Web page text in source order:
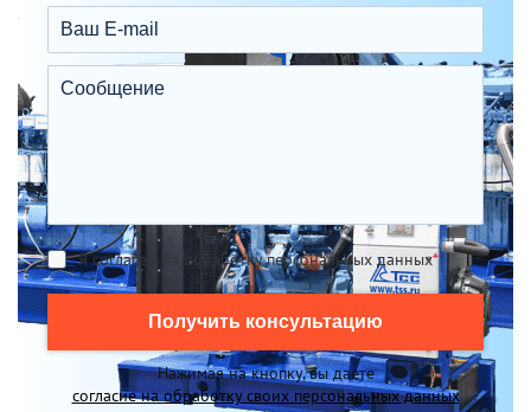
Я согласен на обработку персональных данных*
Получить консультацию
Нажимая на кнопку, вы даете
согласие на обработку своих персональных данных